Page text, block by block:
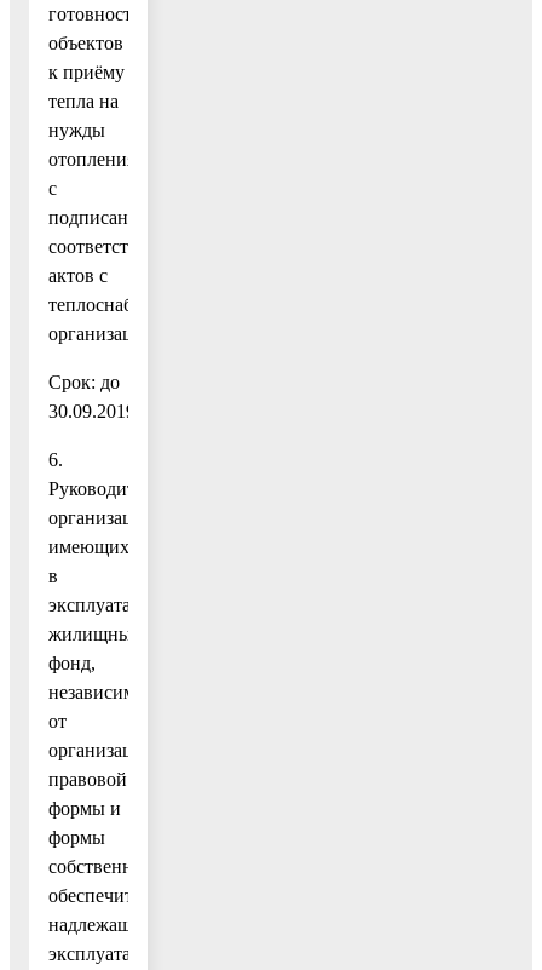
готовность
объектов
к приёму
тепла на
нужды
отопления
с
подписанием
соответствующих
актов с
теплоснабжающими
организациями.
Срок: до
30.09.2019.
6.
Руководителям
организаций,
имеющих
в
эксплуатации
жилищный
фонд,
независимо
от
организационно-
правовой
формы и
формы
собственности
обеспечить
надлежащую
эксплуатацию